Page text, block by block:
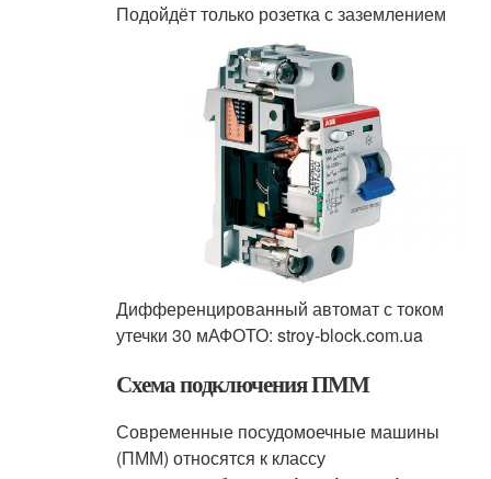
Подойдёт только розетка с заземлением
Дифференцированный автомат с током
утечки 30 мАФОТО: stroy-block.com.ua
Схема подключения ПММ
Современные посудомоечные машины
(ПММ) относятся к классу